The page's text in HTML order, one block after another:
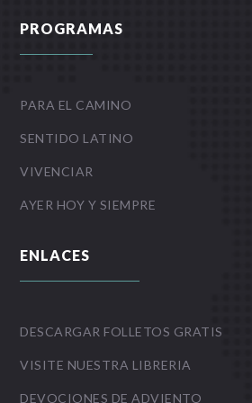
PROGRAMAS
PARA EL CAMINO
SENTIDO LATINO
VIVENCIAR
AYER HOY Y SIEMPRE
ENLACES
DESCARGAR FOLLETOS GRATIS
VISITE NUESTRA LIBRERIA
DEVOCIONES DE ADVIENTO